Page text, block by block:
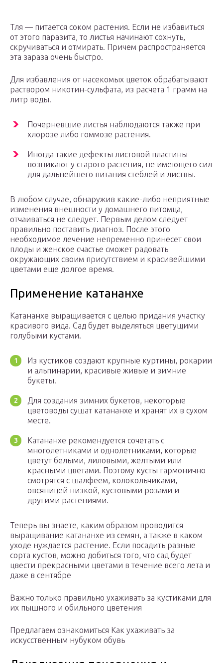
Тля — питается соком растения. Если не избавиться
от этого паразита, то листья начинают сохнуть,
скручиваться и отмирать. Причем распространяется
эта зараза очень быстро.
Для избавления от насекомых цветок обрабатывают
раствором никотин-сульфата, из расчета 1 грамм на
литр воды.
Почерневшие листья наблюдаются также при
хлорозе либо гоммозе растения.
Иногда такие дефекты листовой пластины
возникают у старого растения, не имеющего сил
для дальнейшего питания стеблей и листвы.
В любом случае, обнаружив какие-либо неприятные
изменения внешности у домашнего питомца,
отчаиваться не следует. Первым делом следует
правильно поставить диагноз. После этого
необходимое лечение непременно принесет свои
плоды и женское счастье сможет радовать
окружающих своим присутствием и красивейшими
цветами еще долгое время.
Применение катананхе
Катананхе выращивается с целью придания участку
красивого вида. Сад будет выделяться цветущими
голубыми кустами.
Из кустиков создают крупные куртины, рокарии
и альпинарии, красивые живые и зимние
букеты.
Для создания зимних букетов, некоторые
цветоводы сушат катананхе и хранят их в сухом
месте.
Катананхе рекомендуется сочетать с
многолетниками и однолетниками, которые
цветут белыми, лиловыми, желтыми или
красными цветами. Поэтому кусты гармонично
смотрятся с шалфеем, колокольчиками,
овсяницей низкой, кустовыми розами и
другими растениями.
Теперь вы знаете, каким образом проводится
выращивание катананхе из семян, а также в каком
уходе нуждается растение. Если посадить разные
сорта кустов, можно добиться того, что сад будет
цвести прекрасными цветами в течение всего лета и
даже в сентябре
Важно только правильно ухаживать за кустиками для
их пышного и обильного цветения
Предлагаем ознакомиться Как ухаживать за
искусственным нубуком обувь